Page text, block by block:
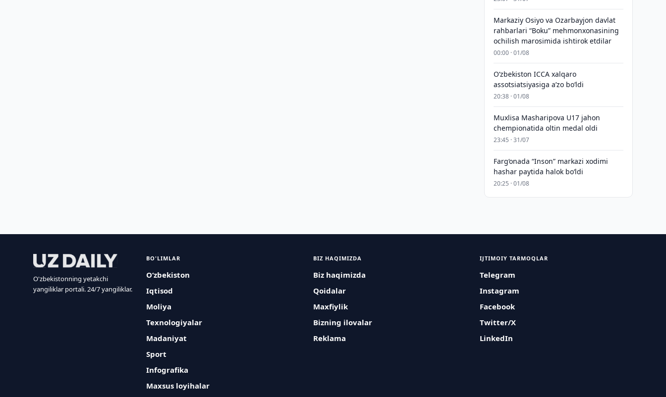
Markaziy Osiyo va Ozarbayjon davlat
rahbarlari “Boku” mehmonxonasining
ochilish marosimida ishtirok etdilar
00:00 · 01/08
O‘zbekiston ICCA xalqaro
assotsiatsiyasiga aʼzo bo‘ldi
20:38 · 01/08
Muxlisa Masharipova U17 jahon
chempionatida oltin medal oldi
23:45 · 31/07
Farg‘onada “Inson” markazi xodimi
hashar paytida halok bo‘ldi
20:25 · 01/08
O'zbekistonning yetakchi
yangiliklar portali. 24/7 yangiliklar.
BO'LIMLAR
O‘zbekiston
Iqtisod
Moliya
Texnologiyalar
Madaniyat
Sport
Infografika
Maxsus loyihalar
BIZ HAQIMIZDA
Biz haqimizda
Qoidalar
Maxfiylik
Bizning ilovalar
Reklama
IJTIMOIY TARMOQLAR
Telegram
Instagram
Facebook
Twitter/X
LinkedIn